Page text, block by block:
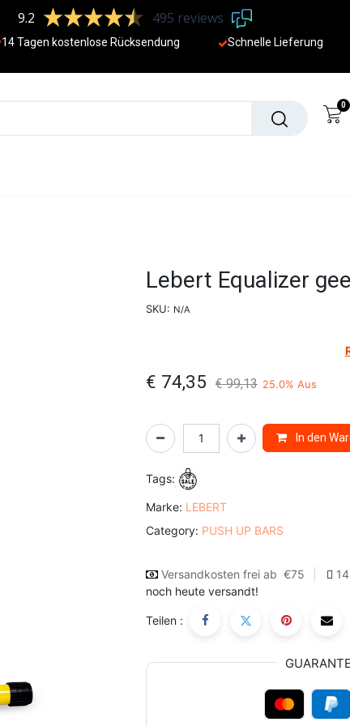
9.2 495 reviews
14 Tagen kostenlose Rücksendung Schnelle Lieferung
0
Lebert Equalizer
SKU: N/A
€ 74,35 €99,13 25.0% Aus
In den
Tags:
Marke: LEBERT
Category: PUSH UP BARS
Versandkosten frei ab €75
noch heute versandt!
Teilen :